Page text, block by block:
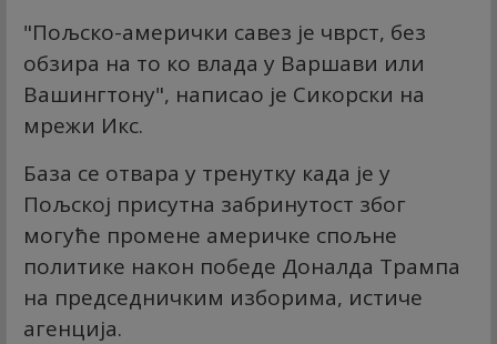
"Пољско-амерички савез је чврст, без
обзира на то ко влада у Варшави или
Вашингтону", написао је Сикорски на
мрежи Икс.
База се отвара у тренутку када је у
Пољској присутна забринутост због
могуће промене америчке спољне
политике након победе Доналда Трампа
на председничким изборима, истиче
агенција.